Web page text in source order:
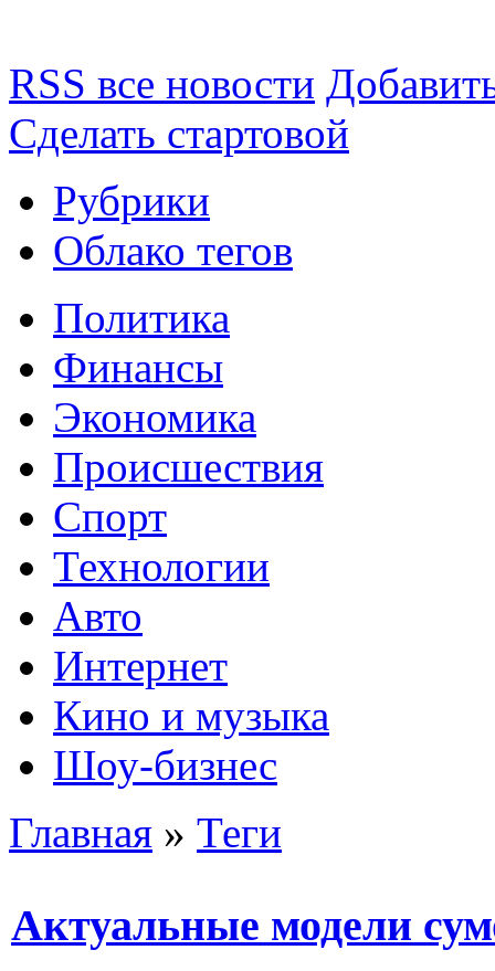
RSS все новости
Сделать стартовой
Рубрики
Облако тегов
Политика
Финансы
Экономика
Происшествия
Спорт
Технологии
Авто
Интернет
Кино и музыка
Шоу-бизнес
Главная » Теги
Актуальные модели